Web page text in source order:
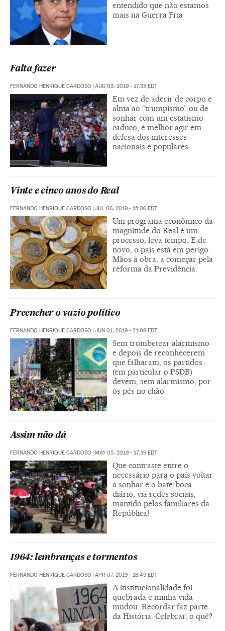
entendido que não estamos
mais na Guerra Fria
Falta fazer
FERNANDO HENRIQUE CARDOSO | AUG 03, 2019 - 17:33 EDT
Em vez de aderir de corpo e
alma ao “trumpismo” ou de
sonhar com um estatismo
caduco, é melhor agir em
defesa dos interesses
nacionais e populares
Vinte e cinco anos do Real
FERNANDO HENRIQUE CARDOSO | JUL 06, 2019 - 15:06 EDT
Um programa econômico da
magnitude do Real é um
processo, leva tempo. E de
novo, o país está em perigo.
Mãos à obra, a começar pela
reforma da Previdência.
Preencher o vazio político
FERNANDO HENRIQUE CARDOSO | JUN 01, 2019 - 21:08 EDT
Sem trombetear alarmismo
e depois de reconhecerem
que falharam, os partidos
(em particular o PSDB)
devem, sem alarmismo, por
os pés no chão
Assim não dá
FERNANDO HENRIQUE CARDOSO | MAY 05, 2019 - 17:39 EDT
Que contraste entre o
necessário para o país voltar
a sonhar e o bate-boca
diário, via redes sociais,
mantido pelos familiares da
República!
1964: lembranças e tormentos
FERNANDO HENRIQUE CARDOSO | APR 07, 2019 - 18:49 EDT
A institucionalidade foi
quebrada e minha vida
mudou. Recordar faz parte
da História. Celebrar, o quê?